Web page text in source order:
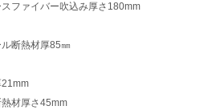
ファイバー吹込み厚さ180mm
断熱材厚85㎜
材厚さ45mm